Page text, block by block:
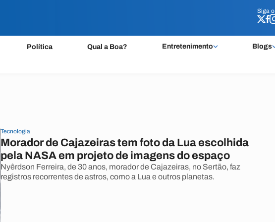
Siga o
Política Qual a Boa? Entretenimento Blogs
Siga o
Tecnologia
Morador de Cajazeiras tem foto da Lua escolhida
pela NASA em projeto de imagens do espaço
Nyêrdson Ferreira, de 30 anos, morador de Cajazeiras, no Sertão, faz
registros recorrentes de astros, como a Lua e outros planetas.